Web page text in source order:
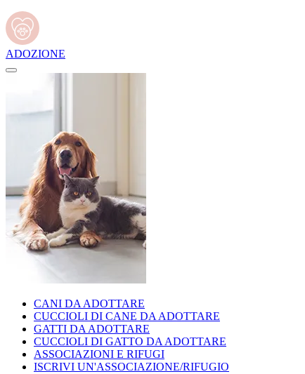
ADOZIONE
CANI DA ADOTTARE
CUCCIOLI DI CANE DA ADOTTARE
GATTI DA ADOTTARE
CUCCIOLI DI GATTO DA ADOTTARE
ASSOCIAZIONI E RIFUGI
ISCRIVI UN'ASSOCIAZIONE/RIFUGIO